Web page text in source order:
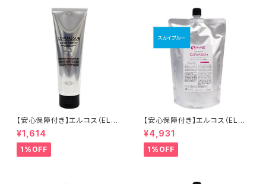
代理店 送料無料
【安心保障付き】エルコス（ELLC
OS） キュプアスカラーバター【チ
ェリーピンク】200g トリートメ
ントカラー カラー剤 トリートメ
ント 白髪染め ヘアカラー 低刺
¥1,614
1%OFF
【安心保障付き】エルコス（ELLC
OS） キュプアスカラーバター【ス
カイブルー】 700g トリートメン
トカラー カラー剤 トリートメント
白髪染め ヘアカラー 低刺激 ヘ
¥4,931
1%OFF